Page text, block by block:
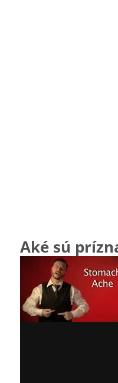
Aké sú